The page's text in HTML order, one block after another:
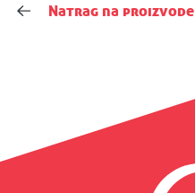
Natrag na proizvode